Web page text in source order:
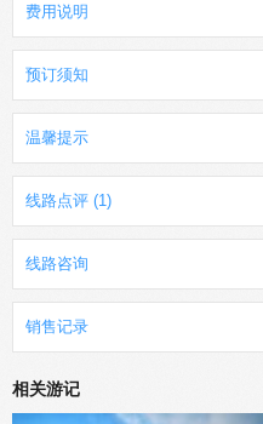
费用说明
预订须知
温馨提示
线路点评 (1)
线路咨询
销售记录
相关游记